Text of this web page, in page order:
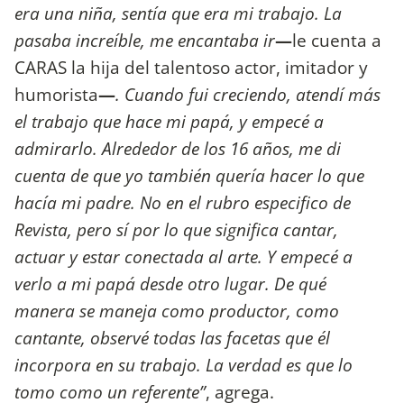
era una niña, sentía que era mi trabajo. La
pasaba increíble, me encantaba ir—le cuenta a
CARAS la hija del talentoso actor, imitador y
humorista—. Cuando fui creciendo, atendí más
el trabajo que hace mi papá, y empecé a
admirarlo. Alrededor de los 16 años, me di
cuenta de que yo también quería hacer lo que
hacía mi padre. No en el rubro especifico de
Revista, pero sí por lo que significa cantar,
actuar y estar conectada al arte. Y empecé a
verlo a mi papá desde otro lugar. De qué
manera se maneja como productor, como
cantante, observé todas las facetas que él
incorpora en su trabajo. La verdad es que lo
tomo como un referente”, agrega.